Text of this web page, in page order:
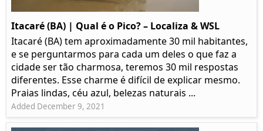
Itacaré (BA) | Qual é o Pico? – Localiza & WSL​​
Itacaré (BA) tem aproximadamente 30 mil habitantes,
e se perguntarmos para cada um deles o que faz a
cidade ser tão charmosa, teremos 30 mil respostas
diferentes. Esse charme é difícil de explicar mesmo.
Praias lindas, céu azul, belezas naturais ...
Added December 9, 2021